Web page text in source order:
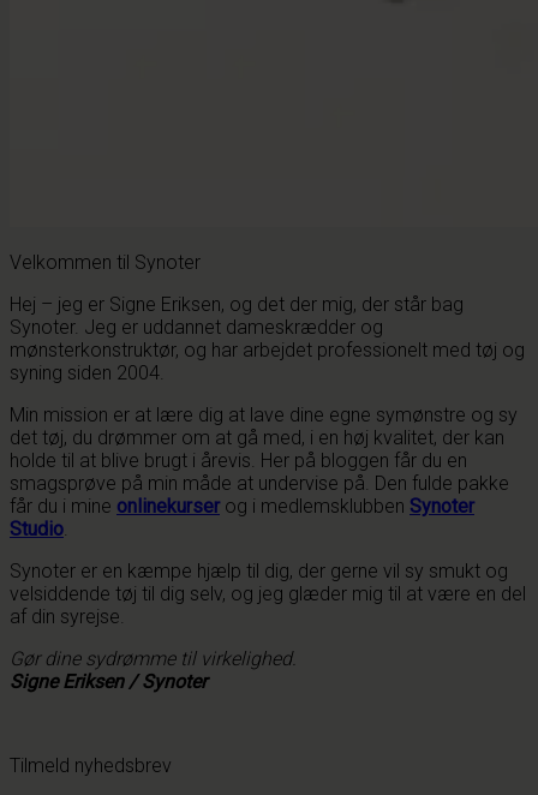
Velkommen til Synoter
Hej – jeg er Signe Eriksen, og det der mig, der står bag
Synoter. Jeg er uddannet dameskrædder og
mønsterkonstruktør, og har arbejdet professionelt med tøj og
syning siden 2004.
Min mission er at lære dig at lave dine egne symønstre og sy
det tøj, du drømmer om at gå med, i en høj kvalitet, der kan
holde til at blive brugt i årevis. Her på bloggen får du en
smagsprøve på min måde at undervise på. Den fulde pakke
får du i mine onlinekurserog i medlemsklubben Synoter
Studio.
Synoter er en kæmpe hjælp til dig, der gerne vil sy smukt og
velsiddende tøj til dig selv, og jeg glæder mig til at være en del
af din syrejse.
Gør dine sydrømme til virkelighed.
Signe Eriksen / Synoter
Tilmeld nyhedsbrev